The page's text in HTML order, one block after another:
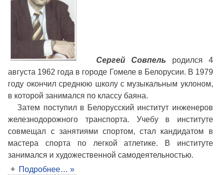
Сергей Совпель родился 4
августа 1962 года в городе Гомеле в Белорусии. В 1979
году окончил среднюю школу с музыкальным уклоном,
в которой занимался по классу баяна.
Затем поступил в Белорусский институт инженеров
железнодорожного транспорта. Учебу в институте
совмещал с занятиями спортом, стал кандидатом в
мастера спорта по легкой атлетике. В институте
занимался и художественной самодеятельностью.
Подробнее… »